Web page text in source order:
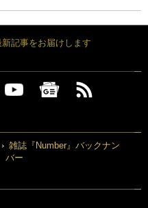
記事をお届けします
雑誌『Number』バックナン
バー